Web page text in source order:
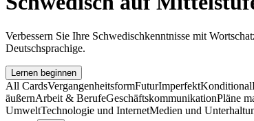
Verbessern Sie Ihre Schwedischkenntnisse mit
Deutschsprachige.
Lernen beginnen
All CardsVergangenheitsformFuturImperfektKonditional
äußernArbeit & BerufeGeschäftskommunikationPläne
UmweltTechnologie und InternetMedien und